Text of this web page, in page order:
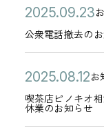
公衆電話撤去の
公
開
日
2
0
2
5
年
0
カ
テ
リ
ー
公
衆
電
話
撤
去
喫茶店ピノキオ
休業のお知らせ
公
開
日
2
0
2
カ
テ
ゴ
お
喫
茶
店